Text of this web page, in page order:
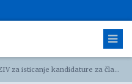
kandidature za članove Savjeta mladih Općine Kostrena